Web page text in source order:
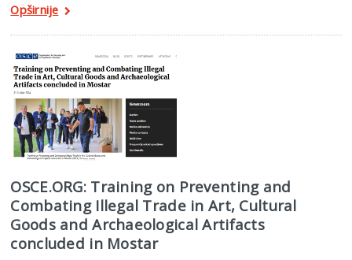
Opširnije
OSCE.ORG: Training on Preventing and
Combating Illegal Trade in Art, Cultural
Goods and Archaeological Artifacts
concluded in Mostar